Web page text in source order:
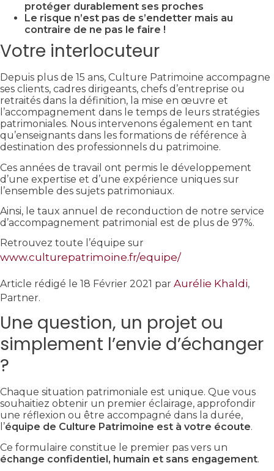
protéger durablement ses proches
Le risque n’est pas de s’endetter mais au
contraire de ne pas le faire !
Votre interlocuteur
Depuis plus de 15 ans, Culture Patrimoine accompagne
ses clients, cadres dirigeants, chefs d’entreprise ou
retraités dans la définition, la mise en œuvre et
l’accompagnement dans le temps de leurs stratégies
patrimoniales. Nous intervenons également en tant
qu’enseignants dans les formations de référence à
destination des professionnels du patrimoine.
Ces années de travail ont permis le développement
d’une expertise et d’une expérience uniques sur
l’ensemble des sujets patrimoniaux.
Ainsi, le taux annuel de reconduction de notre service
d’accompagnement patrimonial est de plus de 97%.
Retrouvez toute l’équipe sur
www.culturepatrimoine.fr/equipe/
Article rédigé le 18 Février 2021 par Aurélie Khaldi,
Partner.
Une question, un projet ou
simplement l’envie d’échanger
?
Chaque situation patrimoniale est unique. Que vous
souhaitiez obtenir un premier éclairage, approfondir
une réflexion ou être accompagné dans la durée,
l’équipe de Culture Patrimoine est à votre écoute.
Ce formulaire constitue le premier pas vers un
échange confidentiel, humain et sans engagement.